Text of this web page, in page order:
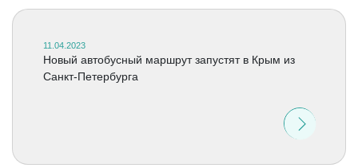
11.04.2023
Новый автобусный маршрут запустят в Крым из
Санкт-Петербурга